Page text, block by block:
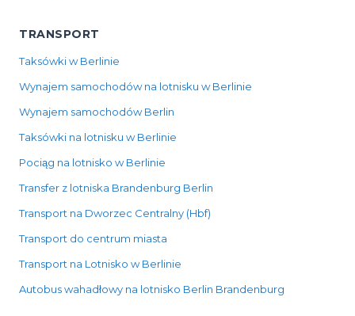
TRANSPORT
Taksówki w Berlinie
Wynajem samochodów na lotnisku w Berlinie
Wynajem samochodów Berlin
Taksówki na lotnisku w Berlinie
Pociąg na lotnisko w Berlinie
Transfer z lotniska Brandenburg Berlin
Transport na Dworzec Centralny (Hbf)
Transport do centrum miasta
Transport na Lotnisko w Berlinie
Autobus wahadłowy na lotnisko Berlin Brandenburg